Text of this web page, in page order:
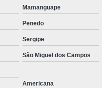
Mamanguape
Penedo
Sergipe
São Miguel dos Campos
Americana